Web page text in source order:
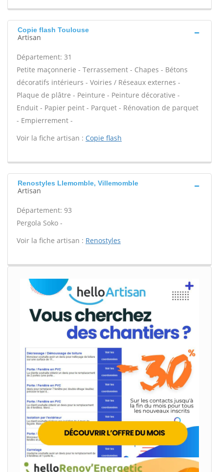
Copie flash Toulouse
Artisan
Département: 31
Petite maçonnerie - Terrassement - Chapes - Bétons
décoratifs intérieurs - Voiries / Réseaux externes -
Plaque de plâtre - Peinture - Peinture décorative -
Enduit - Papier peint - Parquet - Rénovation de parquet
- Empierrement -
Voir la fiche artisan : Copie flash
Renostyles Llemomble, Villemomble
Artisan
Département: 93
Pergola Soko -
Voir la fiche artisan : Renostyles